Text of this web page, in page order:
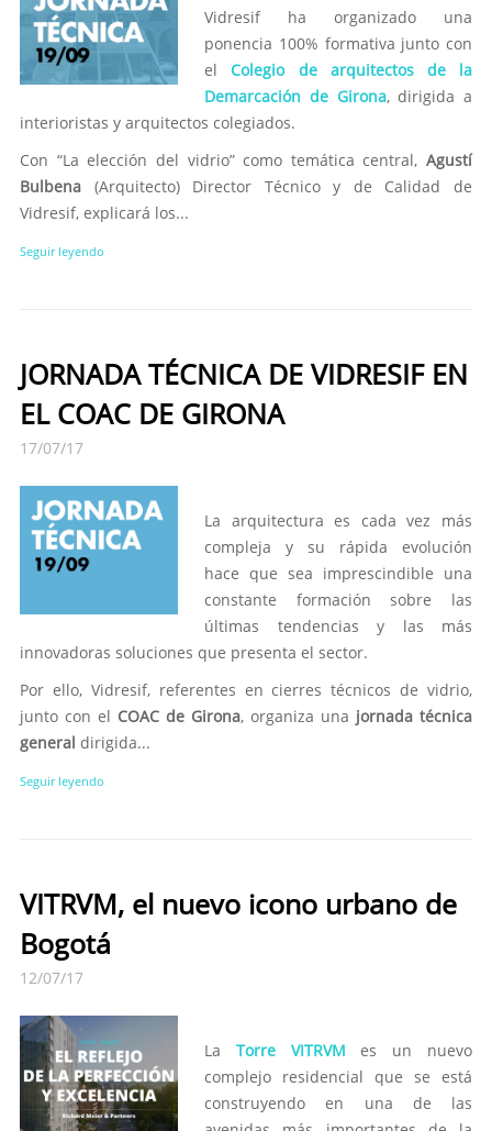
Vidresif ha organizado una
ponencia 100% formativa junto con
elColegio de arquitectos de la
Demarcación de Girona, dirigida a
interioristas y arquitectos colegiados.
Con “La elección del vidrio” como temática central, Agustí
Bulbena (Arquitecto) Director Técnico y de Calidad de
Vidresif, explicará los...
Seguir leyendo
JORNADA TÉCNICA DE VIDRESIF EN
EL COAC DE GIRONA
17/07/17
La arquitectura es cada vez más
compleja y su rápida evolución
hace que sea imprescindible una
constante formación sobre las
últimas tendencias y las más
innovadoras soluciones que presenta el sector.
Por ello, Vidresif, referentes en cierres técnicos de vidrio,
junto con el COAC de Girona, organiza una jornada técnica
general dirigida...
Seguir leyendo
VITRVM, el nuevo icono urbano de
Bogotá
12/07/17
La Torre VITRVM es un nuevo
complejo residencial que se está
construyendo en una de las